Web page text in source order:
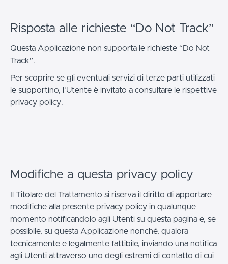
Risposta alle richieste “Do Not Track”
Questa Applicazione non supporta le richieste “Do Not
Track”.
Per scoprire se gli eventuali servizi di terze parti utilizzati
le supportino, l'Utente è invitato a consultare le rispettive
privacy policy.
Modifiche a questa privacy policy
Il Titolare del Trattamento si riserva il diritto di apportare
modifiche alla presente privacy policy in qualunque
momento notificandolo agli Utenti su questa pagina e, se
possibile, su questa Applicazione nonché, qualora
tecnicamente e legalmente fattibile, inviando una notifica
agli Utenti attraverso uno degli estremi di contatto di cui